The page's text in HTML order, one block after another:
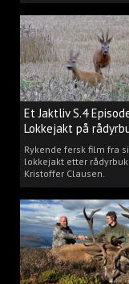
Et Jaktliv S.4
Lokkejakt på
2025 Del.1
Rykende fersk film fra
lokkejakt etter
Kristoffer Clausen.